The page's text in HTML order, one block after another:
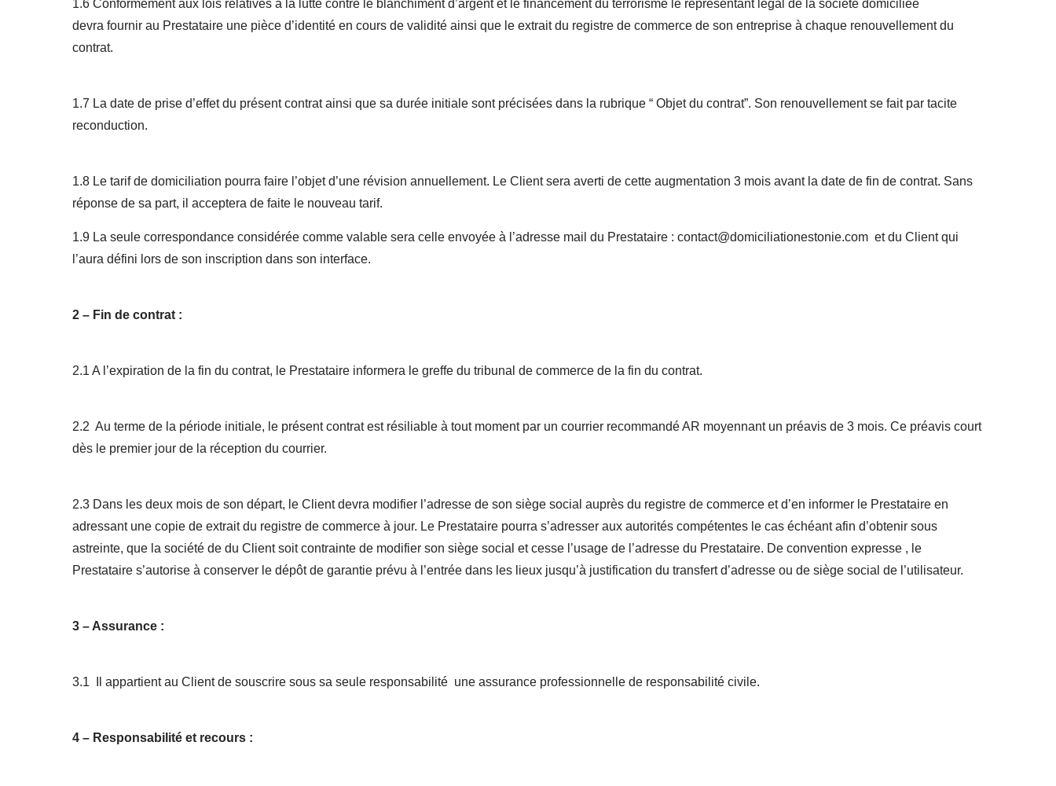
1.6 Conformément aux lois relatives à la lutte contre le blanchiment d’argent et le financement du terrorisme le représentant légal de la société domiciliée
devra fournir au Prestataire une pièce d’identité en cours de validité ainsi que le extrait du registre de commerce de son entreprise à chaque renouvellement du
contrat.
1.7 La date de prise d’effet du présent contrat ainsi que sa durée initiale sont précisées dans la rubrique “ Objet du contrat”. Son renouvellement se fait par tacite
reconduction.
1.8 Le tarif de domiciliation pourra faire l’objet d’une révision annuellement. Le Client sera averti de cette augmentation 3 mois avant la date de fin de contrat. Sans
réponse de sa part, il acceptera de faite le nouveau tarif.
1.9 La seule correspondance considérée comme valable sera celle envoyée à l’adresse mail du Prestataire : contact@domiciliationestonie.com et du Client qui
l’aura défini lors de son inscription dans son interface.
2 – Fin de contrat :
2.1 A l’expiration de la fin du contrat, le Prestataire informera le greffe du tribunal de commerce de la fin du contrat.
2.2 Au terme de la période initiale, le présent contrat est résiliable à tout moment par un courrier recommandé AR moyennant un préavis de 3 mois. Ce préavis court
dès le premier jour de la réception du courrier.
2.3 Dans les deux mois de son départ, le Client devra modifier l’adresse de son siège social auprès du registre de commerce et d’en informer le Prestataire en
adressant une copie de extrait du registre de commerce à jour. Le Prestataire pourra s’adresser aux autorités compétentes le cas échéant afin d’obtenir sous
astreinte, que la société de du Client soit contrainte de modifier son siège social et cesse l’usage de l’adresse du Prestataire. De convention expresse , le
Prestataire s’autorise à conserver le dépôt de garantie prévu à l’entrée dans les lieux jusqu’à justification du transfert d’adresse ou de siège social de l’utilisateur.
3 – Assurance :
3.1 Il appartient au Client de souscrire sous sa seule responsabilité une assurance professionnelle de responsabilité civile.
4 – Responsabilité et recours :